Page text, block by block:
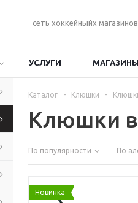
сеть хоккейныйх магазинов
УСЛУГИ МАГАЗИНЫ
Каталог - Клюшки -
Клюшки
По популярности По
Новинка